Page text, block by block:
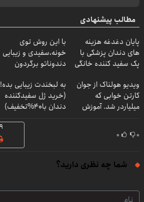
مطالب پیشنهادی
پایان دغدغه هزینه
های دندان پزشکی با
پک سفید کننده خانگی
با این روش توی
خونه،سفیدی و زیبایی
دندوناتو برگردون
ویدیو هولناک از جوان
کارتن خوابی که
میلیاردر شد. آموزش
به لبخندت زیبایی بده!
(خرید ژل سفیدکننده
دندان با40%تخفیف)
۰ ۰
شما چه نظری دارید؟